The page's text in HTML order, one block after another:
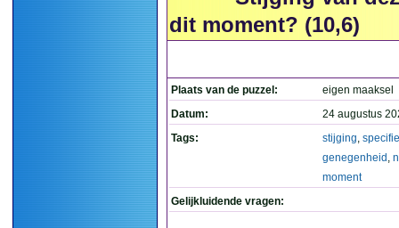
dit moment? (10,6)
Plaats van de puzzel:
eigen maaksel
Datum:
24 augustus
Tags:
stijging,
genegenheid ,
moment
Gelijkluidende vragen: